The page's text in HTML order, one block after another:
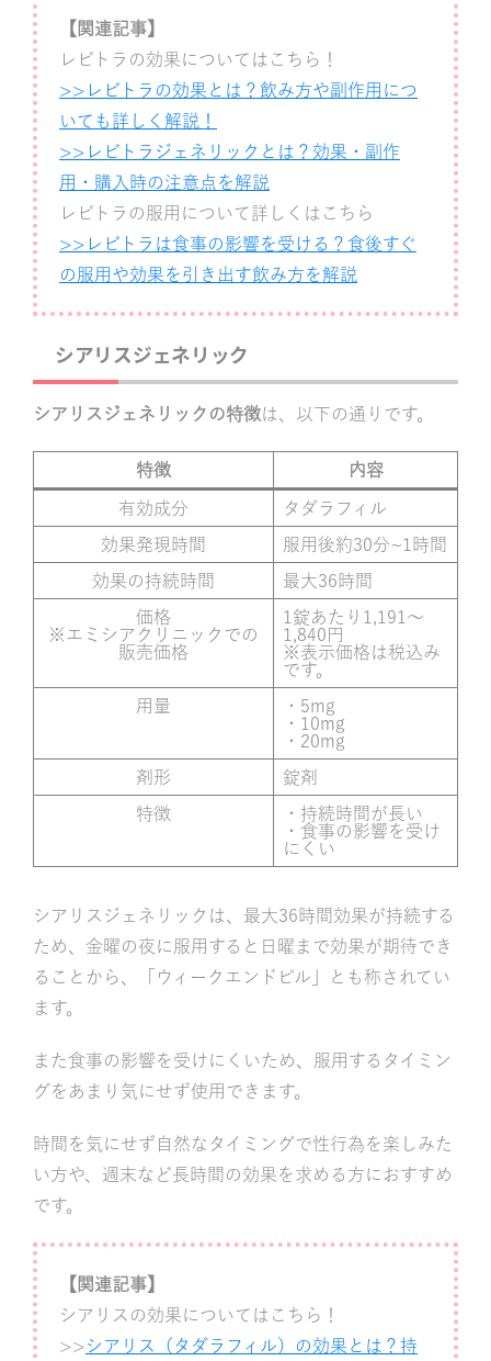
【関連記事】
レビトラの効果についてはこちら！
>>レビトラの効果とは？飲み方や副作用につ
いても詳しく解説！
>>レビトラジェネリックとは？効果・副作
用・購入時の注意点を解説
レビトラの服用について詳しくはこちら
>>レビトラは食事の影響を受ける？食後すぐ
の服用や効果を引き出す飲み方を解説
シアリスジェネリック
シアリスジェネリックの特徴は、以下の通りです。
特徴 内容
有効成分 タダラフィル
効果発現時間 服用後約30分~1時間
効果の持続時間 最大36時間
価格
※エミシアクリニックでの
販売価格
1錠あたり1,191～
1,840円
※表示価格は税込み
です。
用量
・5mg
・10mg
・20mg
剤形 錠剤
特徴
・持続時間が長い
・食事の影響を受け
にくい
シアリスジェネリックは、最大36時間効果が持続する
ため、金曜の夜に服用すると日曜まで効果が期待でき
ることから、「ウィークエンドピル」とも称されてい
ます。
また食事の影響を受けにくいため、服用するタイミン
グをあまり気にせず使用できます。
時間を気にせず自然なタイミングで性行為を楽しみた
い方や、週末など長時間の効果を求める方におすすめ
です。
【関連記事】
シアリスの効果についてはこちら！
>>シアリス（タダラフィル）の効果とは？持